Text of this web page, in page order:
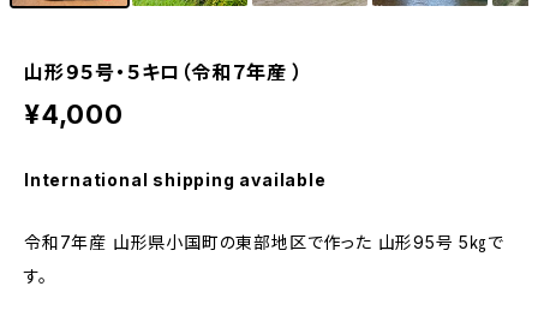
山形９５号・５キロ（令和７年産 ）
¥4,000
International shipping available
令和7年産 山形県小国町の東部地区で作った 山形95号 5㎏で
す。